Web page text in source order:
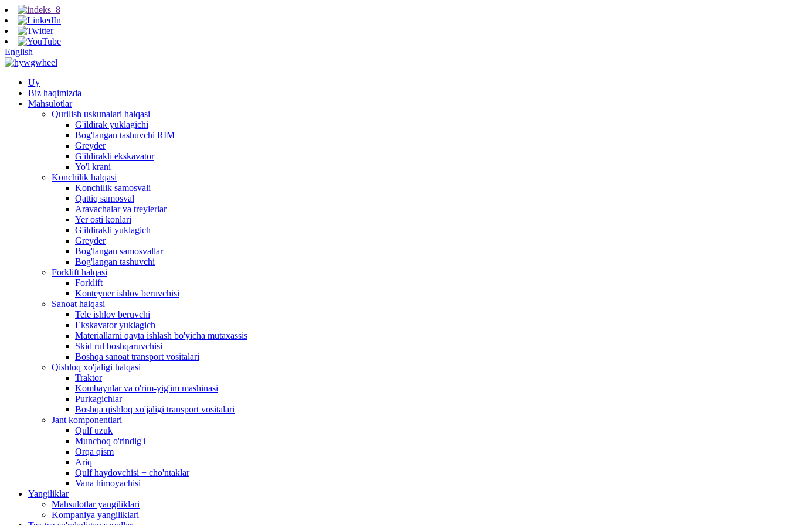
English
Uy
Biz haqimizda
Mahsulotlar
Qurilish uskunalari halqasi
G'ildirak yuklagichi
Bog'langan tashuvchi RIM
Greyder
G'ildirakli ekskavator
Yo'l krani
Konchilik halqasi
Konchilik samosvali
Qattiq samosval
Aravachalar va treylerlar
Yer osti konlari
G'ildirakli yuklagich
Greyder
Bog'langan samosvallar
Bog'langan tashuvchi
Forklift halqasi
Forklift
Konteyner ishlov beruvchisi
Sanoat halqasi
Tele ishlov beruvchi
Ekskavator yuklagich
Materiallarni qayta ishlash bo'yicha mutaxassis
Skid rul boshqaruvchisi
Boshqa sanoat transport vositalari
Qishloq xo'jaligi halqasi
Traktor
Kombaynlar va o'rim-yig'im mashinasi
Purkagichlar
Boshqa qishloq xo'jaligi transport vositalari
Jant komponentlari
Qulf uzuk
Munchoq o'rindig'i
Orqa qism
Ariq
Qulf haydovchisi + cho'ntaklar
Vana himoyachisi
Yangiliklar
Mahsulotlar yangiliklari
Kompaniya yangiliklari